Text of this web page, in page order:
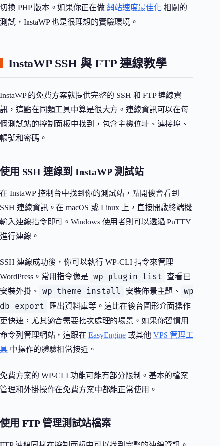
切換 PHP 版本。如果你正在做 網站速度最佳化 相關的
測試，InstaWP 也是很理想的實驗環境。
InstaWP SSH 與 FTP 連線教學
InstaWP 的免費方案就提供完整的 SSH 和 FTP 連線資
訊，這點在同類工具中算是很大方。連線資訊可以在每
個測試站的控制面板中找到，包含主機位址、連接埠、
帳號和密碼。
使用 SSH 連線到 InstaWP 測試站
在 InstaWP 控制台中找到你的測試站，點開後會看到
SSH 連線資訊。在 macOS 或 Linux 上，直接開啟終端機
輸入連線指令即可。Windows 使用者則可以透過 PuTTY
進行連線。
SSH 連線成功後，你可以執行 WP-CLI 指令來管理
WordPress。常用指令像是
wp plugin list
查看已
安裝外掛、
wp theme install 安裝佈景主題、
wp
db export
匯出資料庫等。這比在後台圖形介面操作
更快速，尤其適合需要批次處理的場景。如果你習慣用
命令列管理網站，這跟在 EasyEngine 或其他 VPS 管理工
具 中操作的體驗相當接近。
免費方案的 WP-CLI 功能可能有部分限制。基本的檔案
管理和外掛操作在免費方案中都能正常使用。
使用 FTP 管理測試站檔案